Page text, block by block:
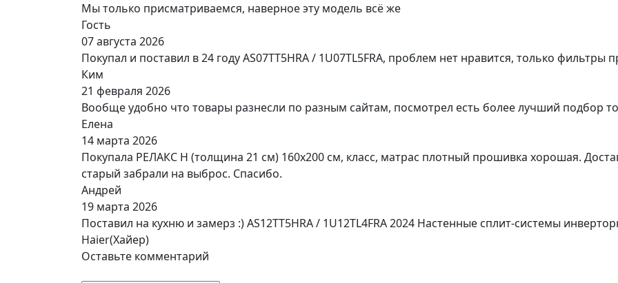
Мы только присматриваемся, наверное эту модель всё же
Гость
07 августа 2026
Покупал и поставил в 24 году AS07TT5HRA / 1U07TL5FRA, проблем нет нравится, только фильтры
Ким
21 февраля 2026
Вообще удобно что товары разнесли по разным сайтам, посмотрел есть более лучший подбор
Елена
14 марта 2026
Покупала РЕЛАКС Н (толщина 21 см) 160х200 см, класс, матрас плотный прошивка хорошая.
старый забрали на выброс. Спасибо.
Андрей
19 марта 2026
Поставил на кухню и замерз :) AS12TT5HRA / 1U12TL4FRA 2024 Настенные сплит-системы
Haier(Хайер)
Оставьте комментарий